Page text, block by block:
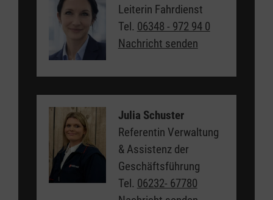
Leiterin Fahrdienst
Tel. 06348 - 972 94 0
Nachricht senden
Julia Schuster
Referentin Verwaltung
& Assistenz der
Geschäftsführung
Tel. 06232- 67780